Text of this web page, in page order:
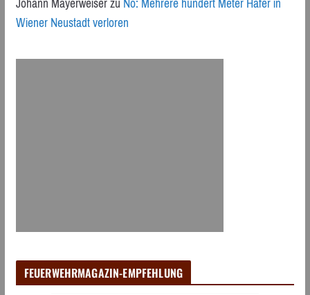
Wiener Neustadt verloren
FEUERWEHRMAGAZIN-EMPFEHLUNG